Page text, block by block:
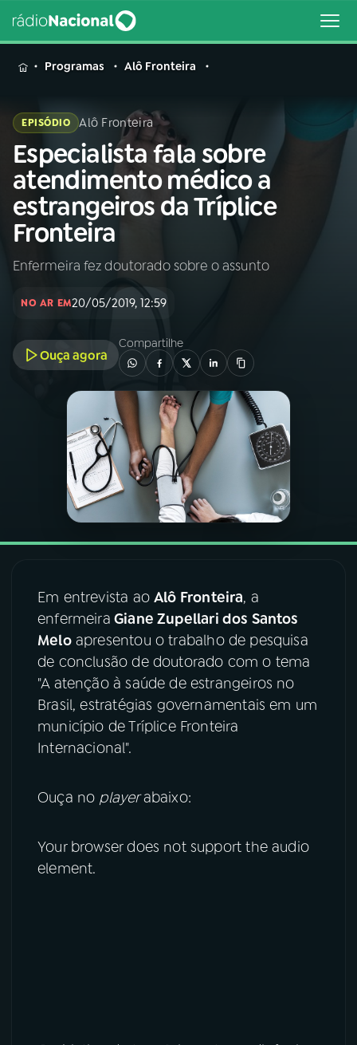
MENU
Buscar
na
Rádio
Nacional
Buscar
02A RÁDIO
PROGRAMAÇÃO
PROGRAMAS
PODCASTS
07 ÚLTIMAS
08FESTIVAL DE MÚSICA
ACOMPANHE A RÁDIO NACIONAL
YouTube
Programas Alô Fronteira
EPISÓDIO Alô Fronteira
Especialista fala sobre
atendimento médico a
estrangeiros da Tríplice
Fronteira
Enfermeira fez doutorado sobre o assunto
NO AR EM20/05/2019, 12:59
Ouça agora
Compartilhe
Em entrevista aoAlô Fronteira, a
enfermeira Giane Zupellari dos Santos
Meloapresentou o trabalho de pesquisa
de conclusão de doutorado com o tema
"A atenção à saúde de estrangeiros no
Brasil, estratégias governamentais em um
município de Tríplice Fronteira
Internacional".
Ouça no playerabaixo:
Your browser does not support the audio
element.